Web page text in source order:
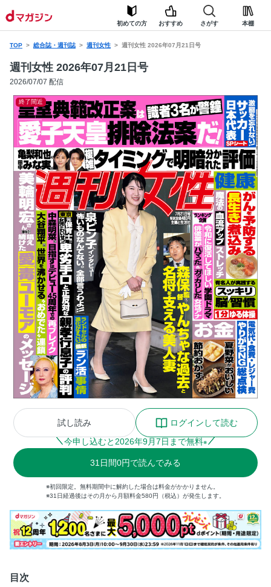
初めての方 おすすめ さがす 本棚
TOP 総合誌・週刊誌 週刊女性 週刊女性 2026年07月21日号
週刊女性 2026年07月21日号
2026/07/07 配信
終了間近
試し読み
ログインして読む
今申し込むと 2026年9月7日まで無料※
31 日間0円で読んでみる
※初回限定。無料期間中に解約した場合は料金がかかりません。
※31日経過後はその月から月額料金580円（税込）が発生します。
目次